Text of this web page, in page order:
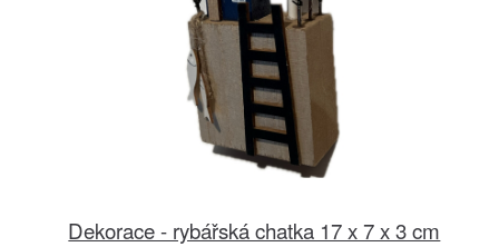
Dekorace - rybářská chatka 17 x 7 x 3 cm